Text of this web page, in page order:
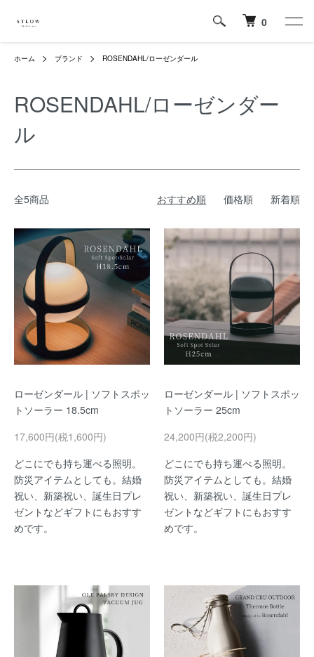
0
ホーム ブランド ROSENDAHL/ローゼンダール
ROSENDAHL/ローゼンダー
ル
全5商品 おすすめ順 価格順 新着順
ローゼンダール | ソフトスポッ
トソーラー 18.5cm
17,600円(税1,600円)
どこにでも持ち運べる照明。
防災アイテムとしても。結婚
祝い、新築祝い、誕生日プレ
ゼントなどギフトにもおすす
めです。
ローゼンダール | ソフトスポッ
トソーラー 25cm
24,200円(税2,200円)
どこにでも持ち運べる照明。
防災アイテムとしても。結婚
祝い、新築祝い、誕生日プレ
ゼントなどギフトにもおすす
めです。